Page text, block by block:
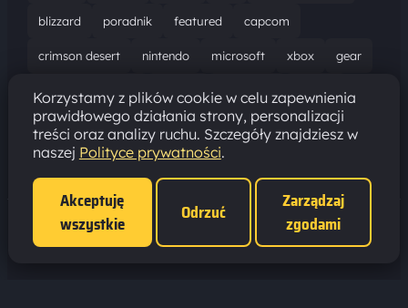
blizzard poradnik featured capcom
crimson desert nintendo microsoft xbox gear
world of warcraft solucja marathon ubisoft
bungie recenzja resident evil requiem gaming
aktualizacja pc epic games
Polityka prywatności ·
Korzystamy z plików cookie w celu zapewnienia
prawidłowego działania strony, personalizacji
treści oraz analizy ruchu. Szczegóły znajdziesz w
naszej Polityce prywatności.
Akceptuję
wszystkie
Odrzuć
Zarządzaj
zgodami